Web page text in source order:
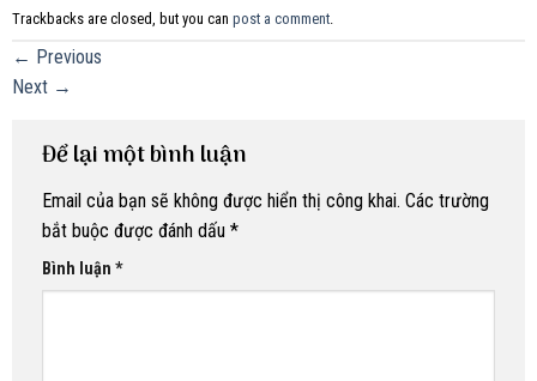
Trackbacks are closed, but you can post a comment
← Previous
Next →
Để lại một bình luận
Email của bạn sẽ không được hiển thị công khai. Các trường
bắt buộc được đánh dấu *
Bình luận *